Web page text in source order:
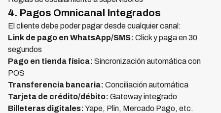
4. Pagos Omnicanal Integrados
El cliente debe poder pagar desde cualquier canal:
Link de pago en WhatsApp/SMS: Click y paga en 30
segundos
Pago en tienda física: Sincronización automática con
POS
Transferencia bancaria: Conciliación automática
Tarjeta de crédito/débito: Gateway integrado
Billeteras digitales:Yape, Plin, Mercado Pago, etc.